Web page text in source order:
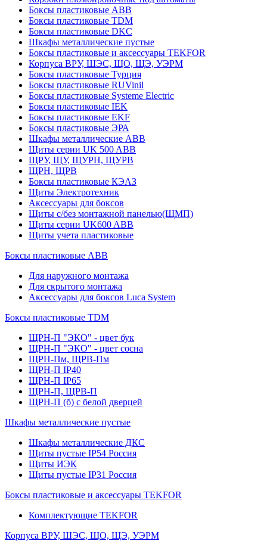
Боксы пластиковые ABB
Боксы пластиковые TDM
Боксы пластиковые DKC
Шкафы металлические пустые
Боксы пластиковые и аксессуары TEKFOR
Корпуса ВРУ, ШЭС, ЩО, ЩЭ, УЭРМ
Боксы пластиковые Турция
Боксы пластиковые RUVinil
Боксы пластиковые Systeme Electric
Боксы пластиковые IEK
Боксы пластиковые EKF
Боксы пластиковые ЭРА
Шкафы металлические ABB
Щиты серии UK 500 ABB
ЩРУ, ЩУ, ЩУРН, ЩУРВ
ЩРН, ЩРВ
Боксы пластиковые КЭАЗ
Щиты Электротехник
Аксессуары для боксов
Щиты с/без монтажной панелью(ЩМП)
Щиты серии UK600 ABB
Щиты учета пластиковые
Боксы пластиковые ABB
Для наружного монтажа
Для скрытого монтажа
Аксессуары для боксов Luca System
Боксы пластиковые TDM
ЩРН-П "ЭКО" - цвет бук
ЩРН-П "ЭКО" - цвет сосна
ЩРН-Пм, ЩРВ-Пм
ЩРН-П IP40
ЩРН-П IP65
ЩРН-П, ЩРВ-П
ЩРН-П (б) с белой дверцей
Шкафы металлические пустые
Шкафы металлические ДКС
Щиты пустые IP54 Россия
Щиты ИЭК
Щиты пустые IP31 Россия
Боксы пластиковые и аксессуары TEKFOR
Комплектующие TEKFOR
Корпуса ВРУ, ШЭС, ЩО, ЩЭ, УЭРМ